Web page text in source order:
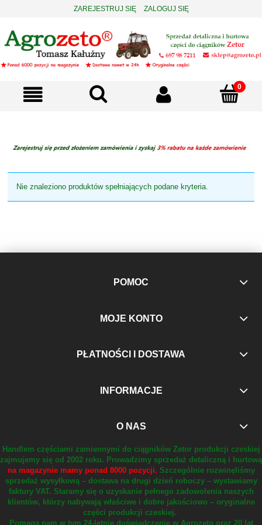
ZAREJESTRUJ SIĘ ZALOGUJ SIĘ
Nie znaleziono produktów spełniających podane kryteria.
POMOC
MOJE KONTO
PŁATNOŚCI I DOSTAWA
INFORMACJE
O NAS
Handlem częściami zamiennymi do ciągników Zetor produkcji czeskiej
zajmujemy się od 2002 roku. Prowadzimy sprzedaż detaliczną i hurtową
na magazynie mamy ponad 8000 pozycji. Szczególnie rozwinęliśmy
sprzedaż wysyłkową – dostawa na drugi dzień roboczy – wystawiamy
faktury VAT. Staramy się o uzyskanie pełnego zadowolenia naszych
klientów, którzy nabywają właściwe i dobre jakościowo – oryginalne
części produkcji czeskiej.
Pomaga nam w tym 24-letnie doświadczenie w Agrozeto oraz 20 lat